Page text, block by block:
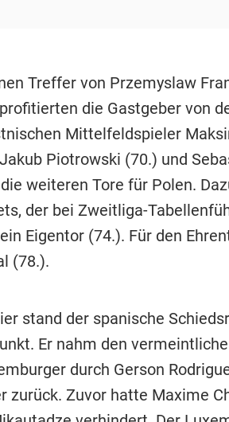
Treffer von Przemyslaw
die Gastgeber von
Mittelfeldspieler
Piotrowski (70.) und
weiteren Tore für Polen.
der bei Zweitliga-
Eigentor (74.). Für den
(78.).
stand der spanische
Er nahm den
durch Gerson
zurück. Zuvor hatte Maxime